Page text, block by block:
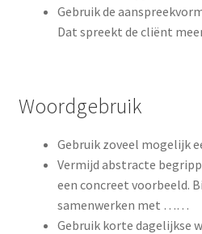
Gebruik de
Dat spreekt de cliënt
Woordgebruik
Gebruik zoveel mogelijk
Vermijd abstracte
een concreet voorbeeld.
samenwerken met ……
Gebruik korte dagelijkse